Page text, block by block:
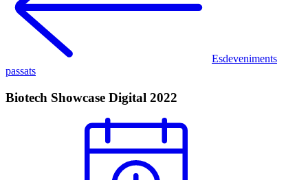
Esdeveniments
passats
Biotech Showcase Digital 2022